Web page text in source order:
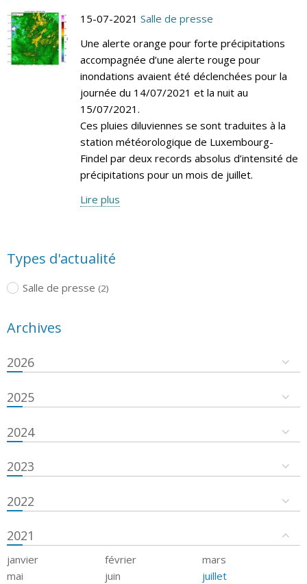
15-07-2021 Salle de presse
Une alerte orange pour forte précipitations
accompagnée d’une alerte rouge pour
inondations avaient été déclenchées pour la
journée du 14/07/2021 et la nuit au
15/07/2021.
Ces pluies diluviennes se sont traduites à la
station météorologique de Luxembourg-
Findel par deux records absolus d’intensité de
précipitations pour un mois de juillet.
Lire plus
Types d'actualité
Salle de presse (2)
Archives
2026
2025
2024
2023
2022
2021
janvier février
mars
mai
juin
juillet